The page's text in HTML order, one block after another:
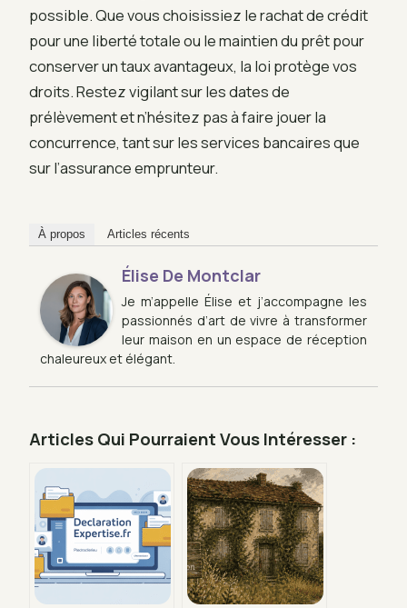
possible. Que vous choisissiez le rachat de crédit
pour une liberté totale ou le maintien du prêt pour
conserver un taux avantageux, la loi protège vos
droits. Restez vigilant sur les dates de
prélèvement et n’hésitez pas à faire jouer la
concurrence, tant sur les services bancaires que
sur l’assurance emprunteur.
À propos Articles récents
Élise De Montclar
Je m’appelle Élise et j’accompagne les
passionnés d’art de vivre à transformer
leur maison en un espace de réception
chaleureux et élégant.
Articles Qui Pourraient Vous Intéresser :